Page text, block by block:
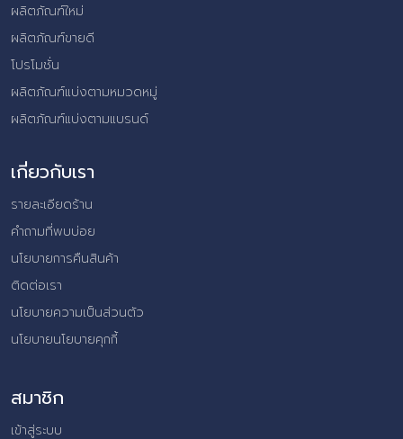
ผลิตภัณฑ์ใหม่
ผลิตภัณฑ์ขายดี
โปรโมชั่น
ผลิตภัณฑ์แบ่งตามหมวดหมู่
ผลิตภัณฑ์แบ่งตามแบรนด์
เกี่ยวกับเรา
รายละเอียดร้าน
คำถามที่พบบ่อย
นโยบายการคืนสินค้า
ติดต่อเรา
นโยบายความเป็นส่วนตัว
นโยบายนโยบายคุกกี้
สมาชิก
เข้าสู่ระบบ